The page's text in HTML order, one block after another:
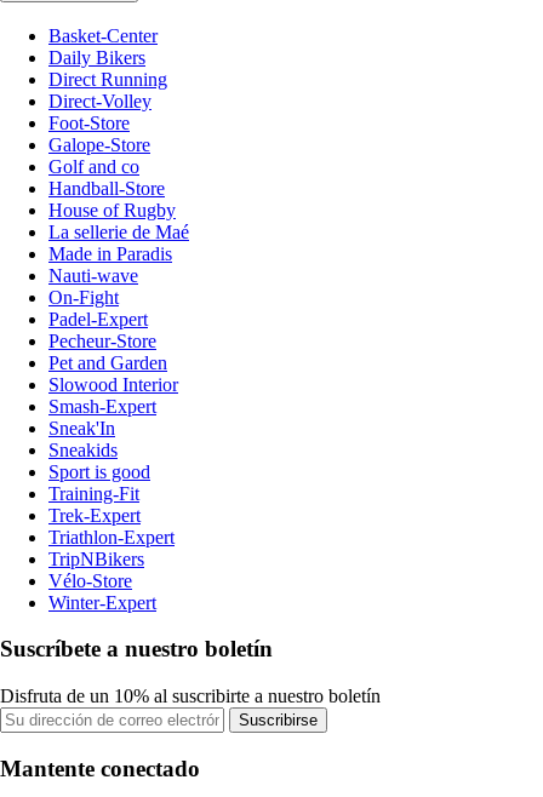
Basket-Center
Daily Bikers
Direct Running
Direct-Volley
Foot-Store
Galope-Store
Golf and co
Handball-Store
House of Rugby
La sellerie de Maé
Made in Paradis
Nauti-wave
On-Fight
Padel-Expert
Pecheur-Store
Pet and Garden
Slowood Interior
Smash-Expert
Sneak'In
Sneakids
Sport is good
Training-Fit
Trek-Expert
Triathlon-Expert
TripNBikers
Vélo-Store
Winter-Expert
Suscríbete a nuestro boletín
Disfruta de un 10% al suscribirte a nuestro boletín
Suscribirse
Mantente conectado